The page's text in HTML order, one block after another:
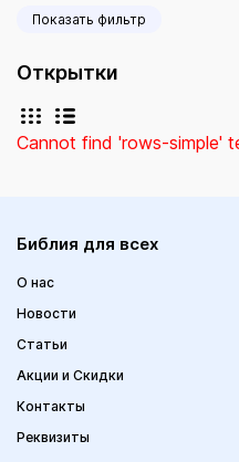
Показать фильтр
Открытки
Cannot find 'rows-simple'
Библия для всех
О нас
Новости
Статьи
Акции и Скидки
Контакты
Реквизиты